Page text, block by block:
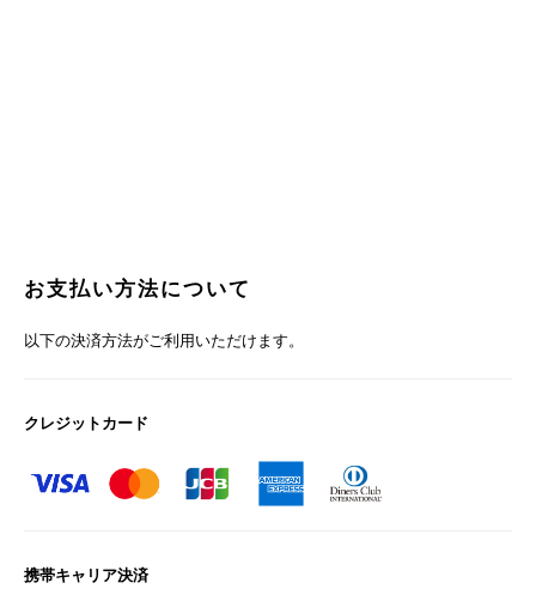
お支払い方法について
以下の決済方法がご利用いただけます。
クレジットカード
携帯キャリア決済